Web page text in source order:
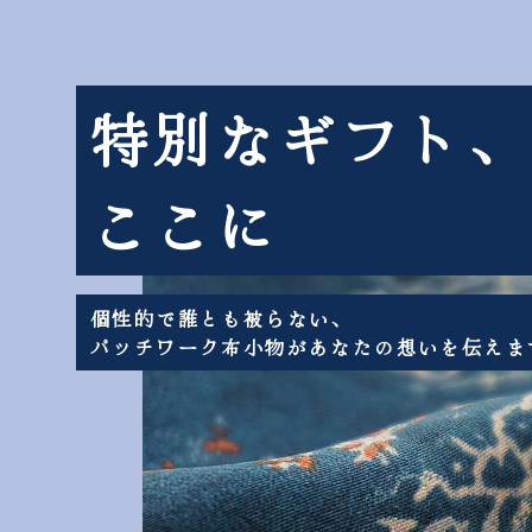
特別なギフト、
ここに
個性的で誰とも被らない、
パッチワーク布小物があなたの想いを伝え